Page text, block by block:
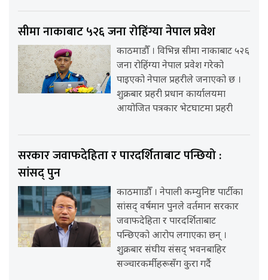
सीमा नाकाबाट ५२६ जना रोहिंग्या नेपाल प्रवेश
काठमाडौँ । विभिन्न सीमा नाकाबाट ५२६
जना रोहिंग्या नेपाल प्रवेश गरेको
पाइएको नेपाल प्रहरीले जनाएको छ ।
शुक्रबार प्रहरी प्रधान कार्यालयमा
आयोजित पत्रकार भेटघाटमा प्रहरी
सरकार जवाफदेहिता र पारदर्शिताबाट पन्छियो :
सांसद् पुन
काठमााडौँ । नेपाली कम्युनिष्ट पार्टीका
सांसद् वर्षमान पुनले वर्तमान सरकार
जवाफदेहिता र पारदर्शिताबाट
पन्छिएको आरोप लगाएका छन् ।
शुक्रबार संघीय संसद् भवनबाहिर
सञ्चारकर्मीहरूसँग कुरा गर्दै